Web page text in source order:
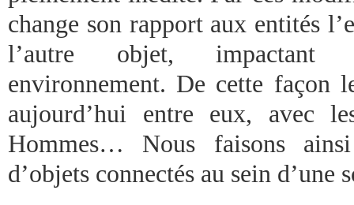
change son rapport aux entités
l’autre objet, impactant
environnement. De cette façon
aujourd’hui entre eux, avec
Hommes… Nous faisons
d’objets connectés au sein d’une